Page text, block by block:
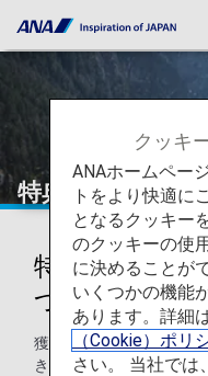
特典のご利用と
特典のご利用
ついて
獲得したマイルのご利
きるようにご登録する方
クッキ
ANAホームペー
トをより快適に
となるクッキー
のクッキーの使
に決めることが
いくつかの機能
あります。詳細は
（Cookie）ポリ
さい。 当社では